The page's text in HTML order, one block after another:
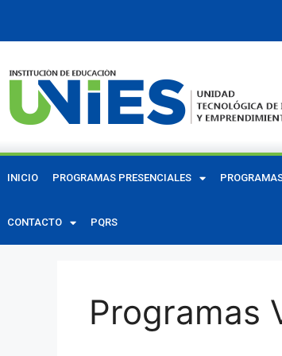
INICIO PROGRAMAS PRESENCIALES
CONTACTO PQRS
Programas